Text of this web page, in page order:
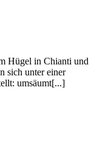
Hügel in Chianti und
sich unter einer
umsäumt[...]